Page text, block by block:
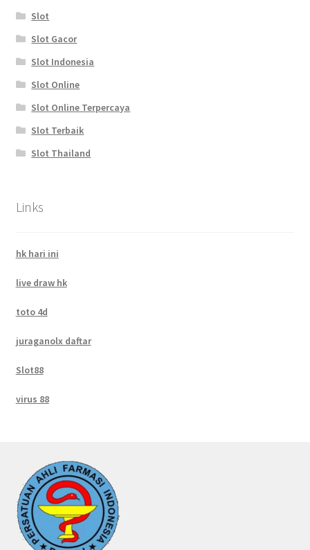
Slot
Slot Gacor
Slot Indonesia
Slot Online
Slot Online Terpercaya
Slot Terbaik
Slot Thailand
Links
hk hari ini
live draw hk
toto 4d
juraganolx daftar
Slot88
virus 88